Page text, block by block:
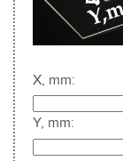
X, mm:
Y, mm: